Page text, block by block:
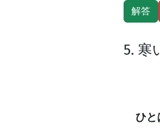
5. 寒
ひと